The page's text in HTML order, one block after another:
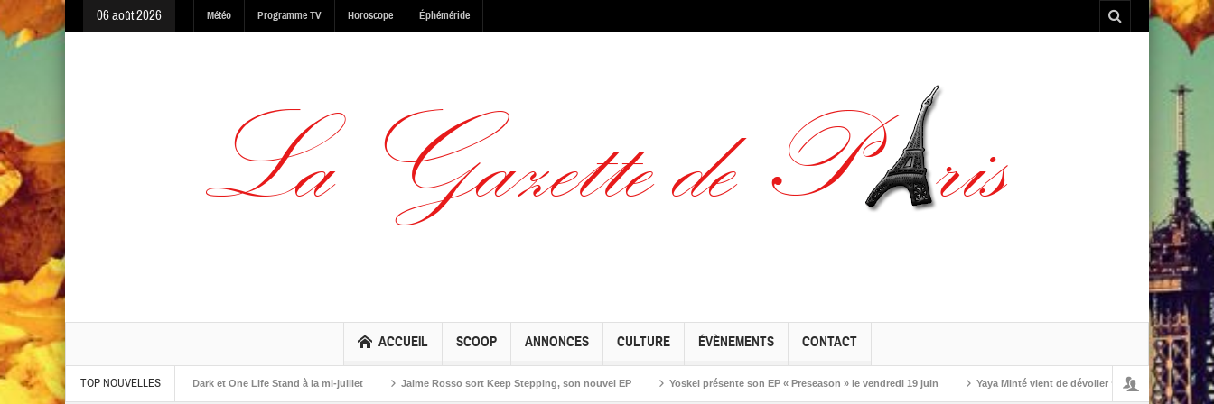
06 août 2026 Météo Programme TV Horoscope Éphéméride
ACCUEIL SCOOP ANNONCES CULTURE ÉVÈNEMENTS CONTACT
TOP NOUVELLES
The Warning, Made In The Dark et One Life Stand à la mi-juillet Jaime Rosso sort Keep Stepping, son nouvel EP Yoskel présente son EP « Preseason » le vendredi 19 juin Yaya Minté vient de dévoiler ‘So’, son premier album